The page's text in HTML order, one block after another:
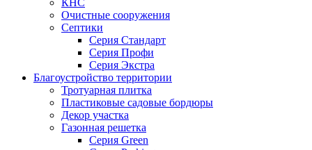
КНС
Очистные сооружения
Септики
Серия Стандарт
Серия Профи
Серия Экстра
Благоустройство территории
Тротуарная плитка
Пластиковые садовые бордюры
Декор участка
Газонная решетка
Серия Green